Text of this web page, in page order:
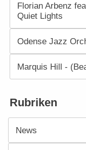
Florian Arbenz
Quiet Lights
Odense Jazz
Marquis Hill -
Rubriken
News